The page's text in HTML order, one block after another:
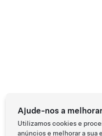
Ajude-nos a
Utilizamos cookies e
anúncios e melhorar a sua